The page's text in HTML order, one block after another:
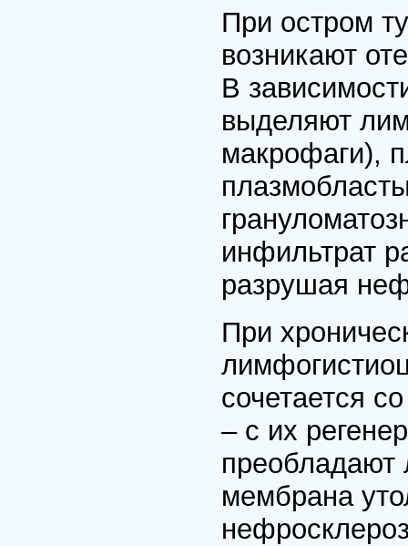
При остром
возникают
В
выделяют
макрофаги),
инфильтрат
разрушая
При
сочетается
– с их
мембрана